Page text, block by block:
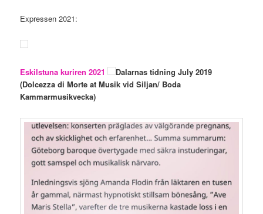
Expressen 2021:
Eskilstuna kuriren 2021
Dalarnas tidning July 2019
(Dolcezza di Morte at Musik vid Siljan/ Boda
Kammarmusikvecka)